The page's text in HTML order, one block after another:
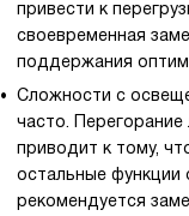
привести к
своевременная
поддержания
Сложности с
часто.
приводит к тому,
остальные функции
рекомендуется